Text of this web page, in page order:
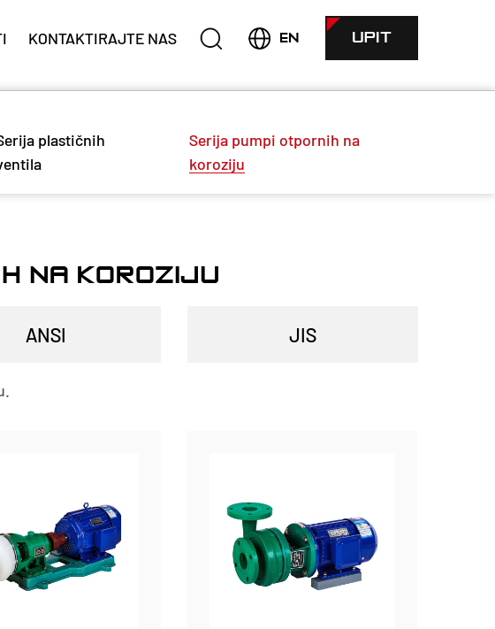
KONTAKTIRAJTE NAS EN UPIT
plastičnih
Serija pumpi otpornih na
koroziju
NA KOROZIJU